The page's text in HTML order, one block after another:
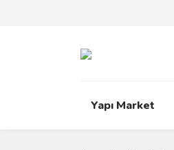
Yapı Market